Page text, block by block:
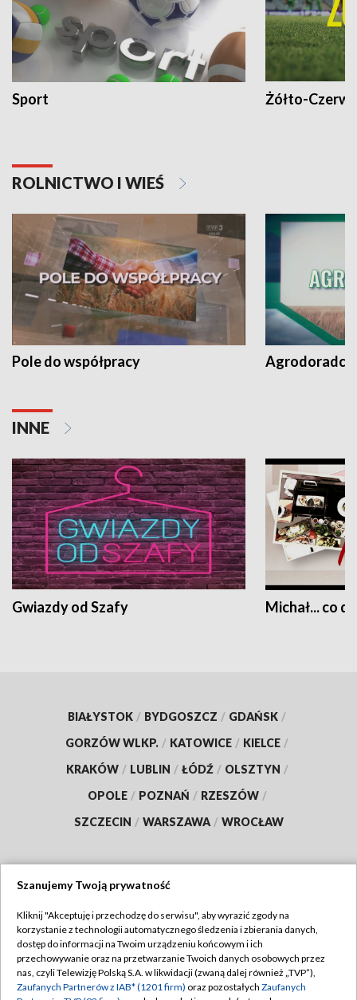
Sport Żółto-
ROLNICTWO I WIEŚ
Pole do współpracy Agrodoradcy
INNE
Gwiazdy od Szafy Michał... co
BIAŁYSTOK / BYDGOSZCZ / GDAŃSK /
GORZÓW WLKP. / KATOWICE / KIELCE /
KRAKÓW / LUBLIN / ŁÓDŹ / OLSZTYN /
OPOLE / POZNAŃ / RZESZÓW /
SZCZECIN / WARSZAWA / WROCŁAW
TVP
Abonament TVP
Emisja w TVP
Regulamin TVP
Polityka prywatności
Szanujemy Twoją prywatność
Kliknij "Akceptuję i przechodzę do serwisu", aby wyrazić zgody na
korzystanie z technologii automatycznego śledzenia i zbierania danych,
dostęp do informacji na Twoim urządzeniu końcowym i ich
przechowywanie oraz na przetwarzanie Twoich danych osobowych przez
nas, czyli Telewizję Polską S.A. w likwidacji (zwaną dalej również „TVP”),
Zaufanych Partnerów z IAB* (1201 firm) oraz pozostałych Zaufanych